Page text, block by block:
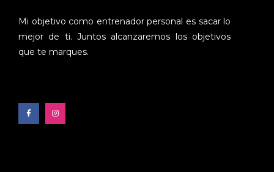
Mi objetivo como entrenador personal es sacar lo
mejor de ti. Juntos alcanzaremos los objetivos
que te marques.